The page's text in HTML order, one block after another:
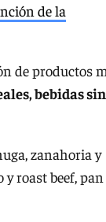
de la
de productos
bebidas sin
zanahoria y
roast beef, pan